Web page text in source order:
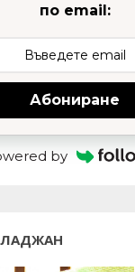
по email:
Абониране
by